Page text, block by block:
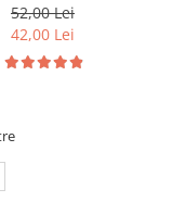
52,00 Lei
42,00 Lei